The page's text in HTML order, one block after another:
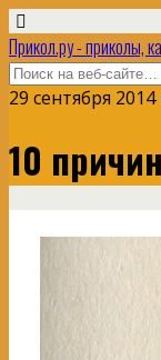
Прикол.ру - приколы,
29 сентября
10